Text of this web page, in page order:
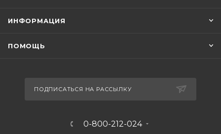
ИНФОРМАЦИЯ
ПОМОЩЬ
ПОДПИСАТЬСЯ НА РАССЫЛКУ
0-800-212-024